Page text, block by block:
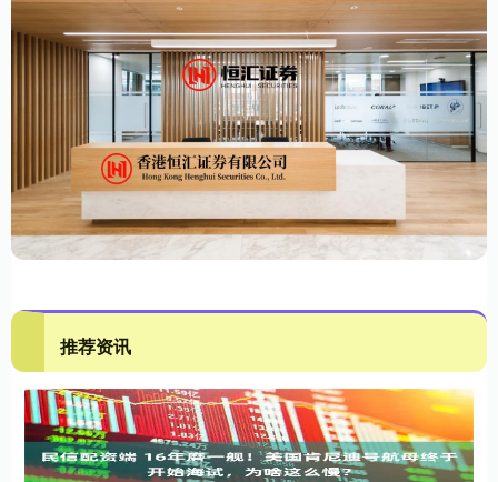
推荐资讯